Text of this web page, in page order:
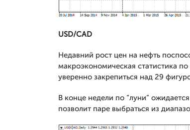
USD/CAD
Недавний рост цен на нефть
макроэкономическая статистика
уверенно закрепиться над 29
В конце недели по “луни”
позволит паре выбраться из